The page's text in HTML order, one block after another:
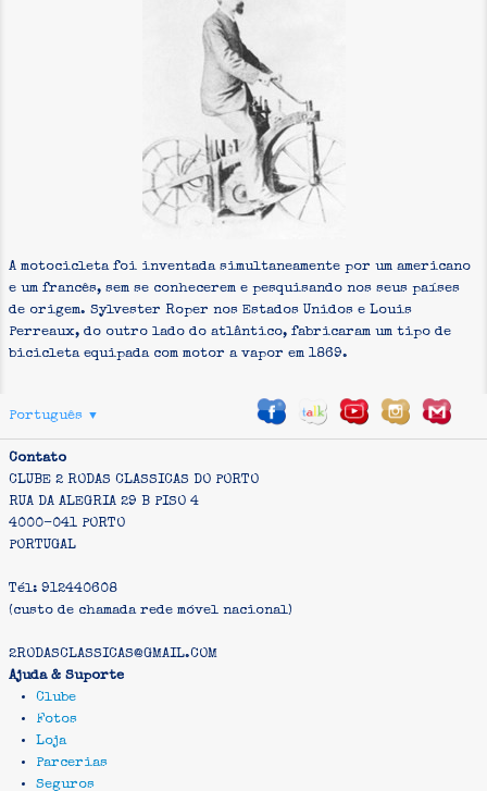
A motocicleta foi inventada simultaneamente por um americano
e um francês, sem se conhecerem e pesquisando nos seus países
de origem. Sylvester Roper nos Estados Unidos e Louis
Perreaux, do outro lado do atlântico, fabricaram um tipo de
bicicleta equipada com motor a vapor em 1869.
Português ▼
Contato
CLUBE 2 RODAS CLASSICAS DO PORTO
RUA DA ALEGRIA 29 B PISO 4
4000-041 PORTO
PORTUGAL
Tél: 912440608
(custo de chamada rede móvel nacional)
2RODASCLASSICAS@GMAIL.COM
Ajuda & Suporte
Clube
Fotos
Loja
Parcerias
Seguros